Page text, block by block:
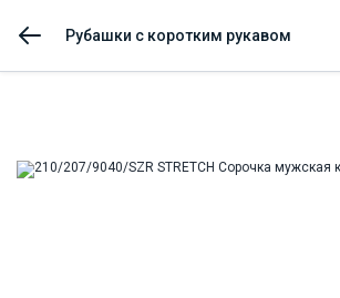
Рубашки с коротким рукавом